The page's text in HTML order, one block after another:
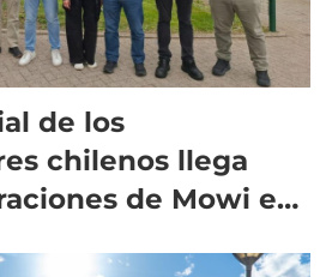
de los
chilenos llega
de Mowi en